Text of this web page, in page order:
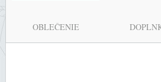
OBLEČENIE